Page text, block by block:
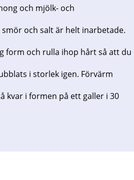
och mjölk- och
och salt är helt inarbetade.
form och rulla ihop hårt så att du
i storlek igen. Förvärm
kvar i formen på ett galler i 30